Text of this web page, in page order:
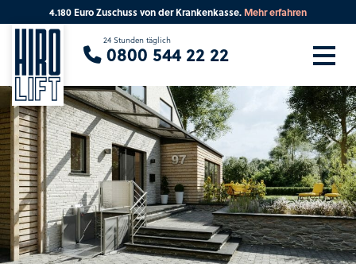
4.180 Euro Zuschuss von der Krankenkasse. Mehr erfahren
24 Stunden täglich
0800 544 22 22
Sie suchen eine Beratung vor Ort?
Ihre PLZ Beratung